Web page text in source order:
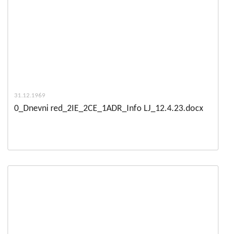
31.12.1969
0_Dnevni red_2IE_2CE_1ADR_Info LJ_12.4.23.docx